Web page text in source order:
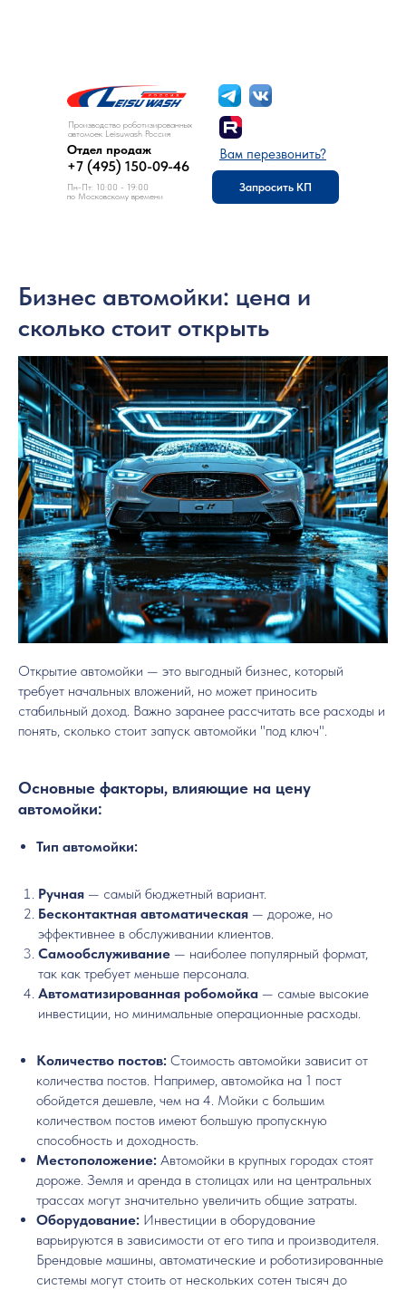
Производство роботизированных
автомоек Leisuwash Россия
+7 (495) 150-09-46
Отдел продаж
Пн-Пт: 10:00 - 19:00
по Московскому времени
Вам перезвонить?
Запросить КП
Бизнес автомойки: цена и
сколько стоит открыть
Открытие автомойки — это выгодный бизнес, который
требует начальных вложений, но может приносить
стабильный доход. Важно заранее рассчитать все расходы и
понять, сколько стоит запуск автомойки "под ключ".
Основные факторы, влияющие на цену
автомойки:
Тип автомойки:
Ручная — самый бюджетный вариант.
Бесконтактная автоматическая — дороже, но
эффективнее в обслуживании клиентов.
Самообслуживание — наиболее популярный формат,
так как требует меньше персонала.
Автоматизированная робомойка — самые высокие
инвестиции, но минимальные операционные расходы.
Количество постов: Стоимость автомойки зависит от
количества постов. Например, автомойка на 1 пост
обойдется дешевле, чем на 4. Мойки с большим
количеством постов имеют большую пропускную
способность и доходность.
Местоположение: Автомойки в крупных городах стоят
дороже. Земля и аренда в столицах или на центральных
трассах могут значительно увеличить общие затраты.
Оборудование: Инвестиции в оборудование
варьируются в зависимости от его типа и производителя.
Брендовые машины, автоматические и роботизированные
системы могут стоить от нескольких сотен тысяч до